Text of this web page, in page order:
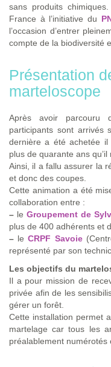
sans produits
France à l’initiative du
l’occasion d’entrer
compte de la biodiversité
Présentation
marteloscope
Après avoir parcouru
participants sont arrivés
dernière a été achetée il
plus de quarante ans qu’il
Ainsi, il a fallu assurer la
et donc des coupes.
Cette animation a été
collaboration entre :
– le Groupement de
plus de 400 adhérents et
– leCRPF Savoie
représenté par son
Les objectifs du
Il a pour mission de
privée afin de les
gérer un forêt.
Cette installation permet
martelage car tous les
préalablement numérotés